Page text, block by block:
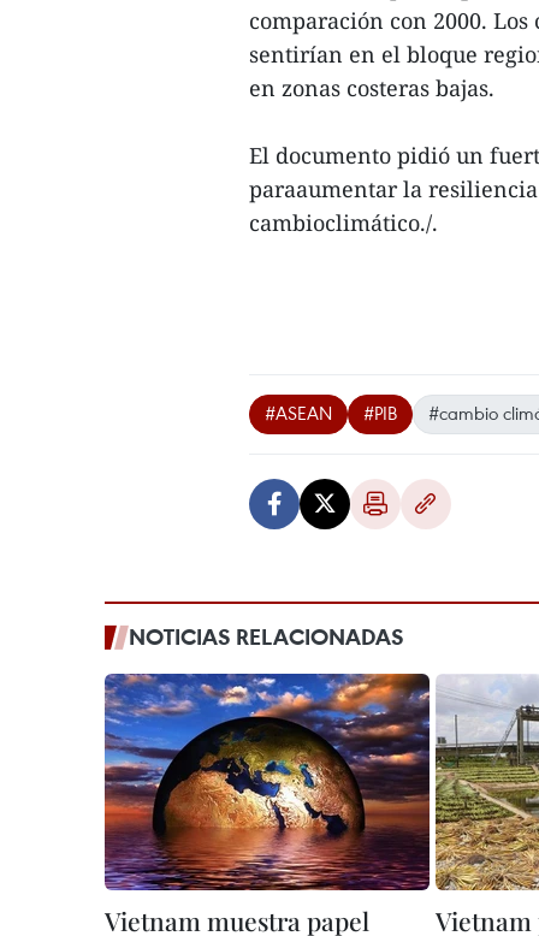
comparación con 2000.
sentirían en el bloque
en zonas costeras bajas.
El documento pidió un
paraaumentar la
cambioclimático./.
#ASEAN #PIB #cambio
NOTICIAS RELACIONADAS
Vietnam muestra papel